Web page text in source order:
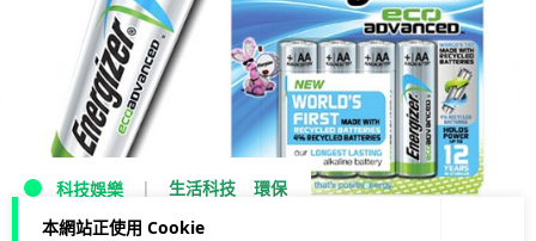
本網站正使用 Cookie
科技娛樂 生活科技 環保